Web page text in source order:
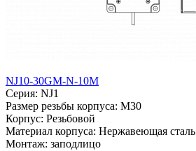
NJ10-30GM-N-10M
Серия: NJ1
Размер резьбы корпуса: M30
Корпус: Резьбовой
Материал корпуса: Нержавеющая сталь
Монтаж: заподлицо